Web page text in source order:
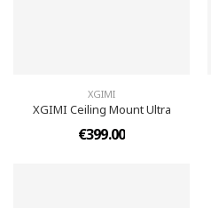
XGIMI
XGIMI Ceiling Mount Ultra
€399.00